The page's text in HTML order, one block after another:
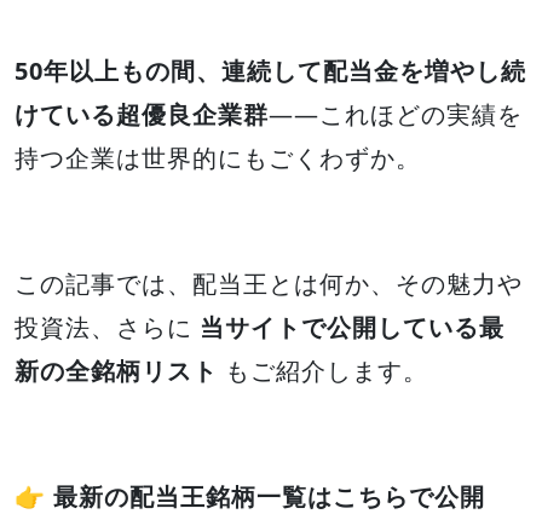
50年以上もの間、連続して配当金を増やし続
けている超優良企業群——これほどの実績を
持つ企業は世界的にもごくわずか。
この記事では、配当王とは何か、その魅力や
投資法、さらに 当サイトで公開している最
新の全銘柄リスト もご紹介します。
👉 最新の配当王銘柄一覧はこちらで公開